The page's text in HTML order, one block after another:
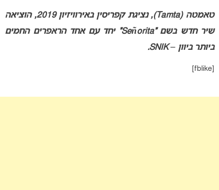
טאמטה (Tamta), נציגת קפריסין באירוויזיון 2019, הוציאה
שיר חדש בשם “Señorita” יחד עם אחד הראפרים החמים
ביותר ביוון – SNIK.